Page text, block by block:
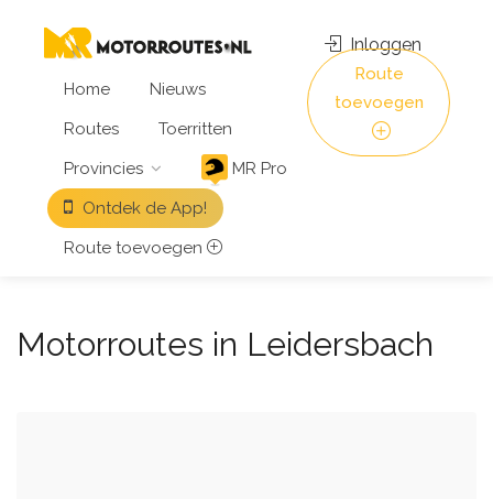
Home
Nieuws
Routes
Toerritten
Provincies
MR Pro
Ontdek de App!
Route toevoegen
Inloggen
Route
toevoegen
Motorroutes in Leidersbach